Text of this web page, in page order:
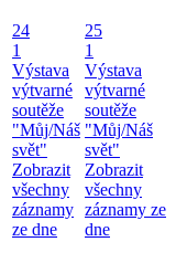
24
1
Výstava
výtvarné
soutěže
"Můj/Náš
svět"
Zobrazit
všechny
záznamy
ze dne
25
1
Výstava
výtvarné
soutěže
"Můj/Náš
svět"
Zobrazit
všechny
záznamy ze
dne